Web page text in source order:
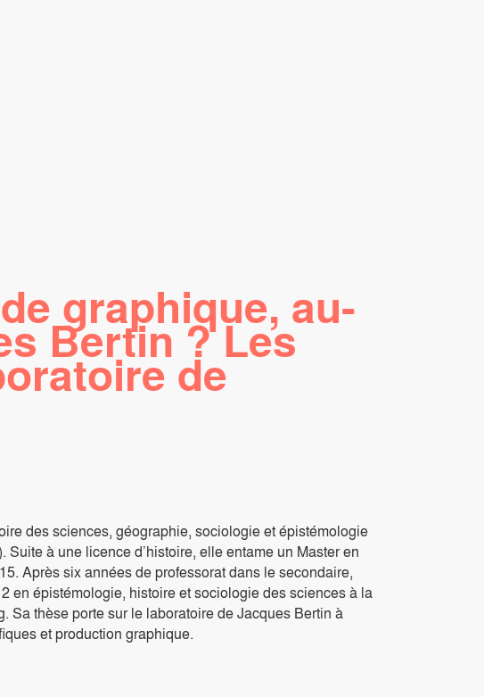
graphique, au-
Bertin ? Les
de
des sciences, géographie, sociologie et épistémologie
à une licence d’histoire, elle entame un Master en
Après six années de professorat dans le secondaire,
en épistémologie, histoire et sociologie des sciences à la
Sa thèse porte sur le laboratoire de Jacques Bertin à
et production graphique.